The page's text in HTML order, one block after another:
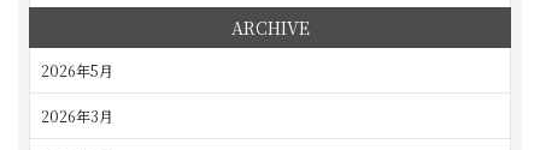
ARCHIVE
2026年5月
2026年3月